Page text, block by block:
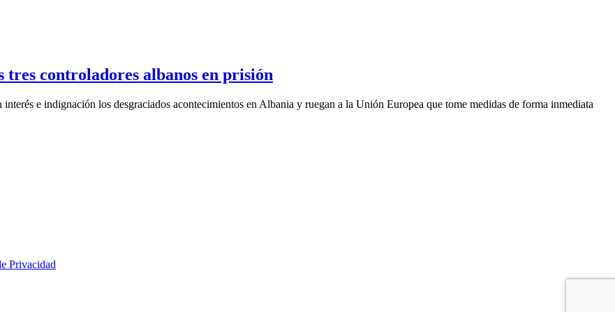
controladores albanos en prisión
e indignación los desgraciados acontecimientos en Albania y ruegan a la Unión Europea que tome medidas de forma inmediata
Privacidad